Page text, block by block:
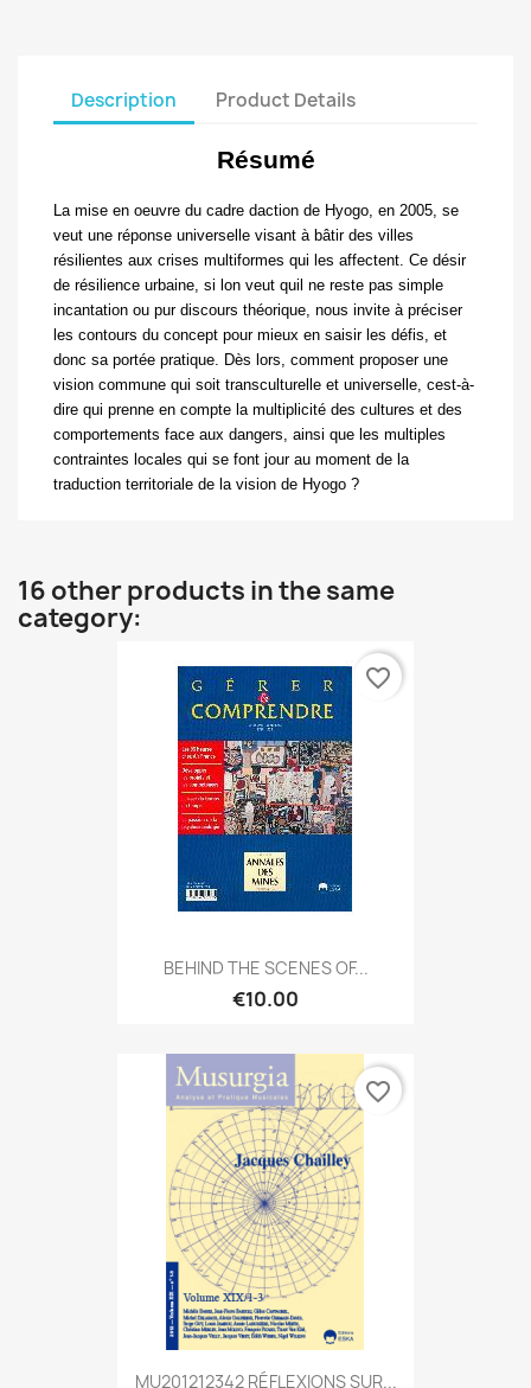
Description Product Details
Résumé
La mise en oeuvre du cadre daction de Hyogo, en 2005, se
veut une réponse universelle visant à bâtir des villes
résilientes aux crises multiformes qui les affectent. Ce désir
de résilience urbaine, si lon veut quil ne reste pas simple
incantation ou pur discours théorique, nous invite à préciser
les contours du concept pour mieux en saisir les défis, et
donc sa portée pratique. Dès lors, comment proposer une
vision commune qui soit transculturelle et universelle, cest-à-
dire qui prenne en compte la multiplicité des cultures et des
comportements face aux dangers, ainsi que les multiples
contraintes locales qui se font jour au moment de la
traduction territoriale de la vision de Hyogo ?
16 other products in the same
category:
BEHIND THE SCENES OF...
€10.00
favorite_border
MU201212342 RÉFLEXIONS SUR...
favorite_border